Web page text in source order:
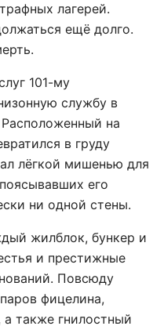
лагерей.
ещё долго.
101-му
службу в
на
в груду
лёгкой мишенью для
его
ни одной стены.
жилблок, бункер и
и престижные
Повсюду
фицелина,
а также гнилостный